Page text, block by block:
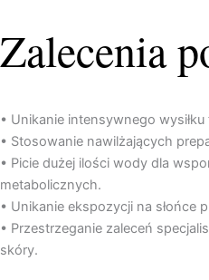
Zalecenia
• Unikanie intensywnego
• Stosowanie nawilżających
• Picie dużej ilości wody dla
metabolicznych.
• Unikanie ekspozycji na słońce
• Przestrzeganie zaleceń
skóry.